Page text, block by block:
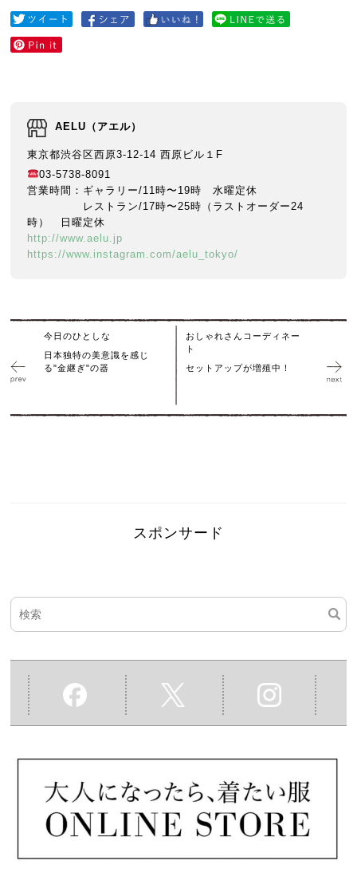
AELU（アエル）
東京都渋谷区西原3-12-14 西原ビル１F
03-5738-8091
営業時間：ギャラリー/11時〜19時 水曜定休
レストラン/17時〜25時（ラストオーダー24
時） 日曜定休
http://www.aelu.jp
https://www.instagram.com/aelu_tokyo/
今日のひとしな
日本独特の美意識を感じ
る"金継ぎ"の器
おしゃれさんコーディネー
ト
セットアップが増殖中！
スポンサード